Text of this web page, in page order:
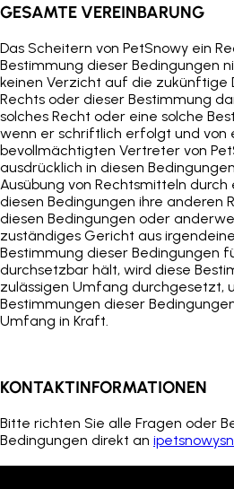
GESAMTE VEREINBARUNG
Das Scheitern von PetSnowy ein
Bestimmung dieser Bedingungen
keinen Verzicht auf die zukünftige
Rechts oder dieser Bestimmung
solches Recht oder eine solche
wenn er schriftlich erfolgt und von
bevollmächtigten Vertreter von
ausdrücklich in diesen
Ausübung von Rechtsmitteln
diesen Bedingungen ihre anderen
diesen Bedingungen oder
zuständiges Gericht aus
Bestimmung dieser Bedingungen
durchsetzbar hält, wird diese
zulässigen Umfang durchgesetzt,
Bestimmungen dieser
Umfang in Kraft.
KONTAKTINFORMATIONEN
Bitte richten Sie alle Fragen oder
Bedingungen direkt an